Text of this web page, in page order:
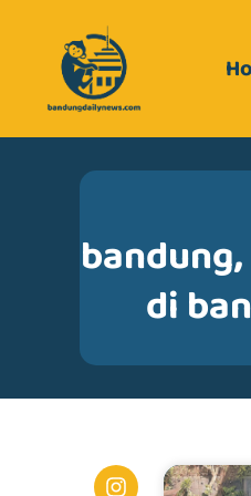
content
bandung,
di
Instagram
Envelope
Tiktok